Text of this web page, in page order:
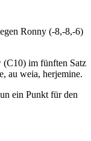
Ronny (-8,-8,-6)
(C10) im fünften Satz
au weia, herjemine.
ein Punkt für den